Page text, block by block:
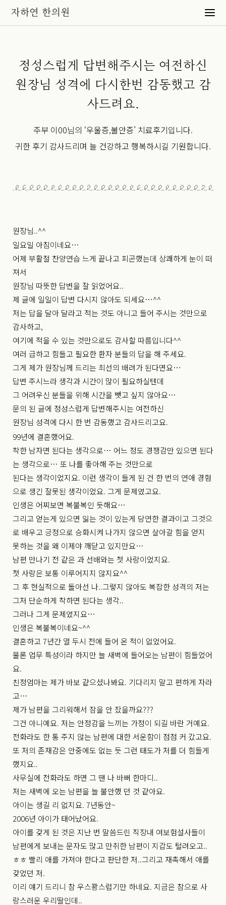
정성스럽게 답변해주시는 여전하신
원장님 성격에 다시한번 감동했고 감
사드려요.
주부 이00님의 ‘우울증,불안증’ 치료후기입니다.
귀한 후기 감사드리며 늘 건강하고 행복하시길 기원합니다.
원장님..^^
일요일 아침이네요…
어제 부활절 찬양연습 느게 끝나고 피곤했는데 상쾌하게 눈이 떠
져서
원장님 따뜻한 답변을 잘 읽었어요..
제 글에 일일이 답변 다시지 않아도 되세요…^^
저는 답을 달아 달라고 적는 것도 아니고 들어 주시는 것만으로
감사하고,
여기에 적을 수 있는 것만으로도 감사할 따름입니다^^
여러 급하고 힘들고 필요한 환자 분들의 답을 해 주세요.
그게 제가 원장님께 드리는 최선의 배려가 된다면요…
답변 주시느라 생각과 시간이 많이 필요하실텐데
그 어려우신 분들을 위해 시간을 뺏고 싶지 않아요…
문의 된 글에 정성스럽게 답변해주시는 여전하신
원장님 성격에 다시 한 번 감동했고 감사드리고요.
99년에 결혼했어요.
착한 남자면 된다는 생각으로… 어느 정도 경쟁감만 있으면 된다
는 생각으로… 또 나를 좋아해 주는 것만으로
된다는 생각이었지요. 이런 생각이 들게 된 건 한 번의 연애 경험
으로 생긴 잘못된 생각이었요. 그게 문제였고요.
인생은 어찌보면 복불복인 듯해요…
그리고 얻는게 있으면 잃는 것이 있는게 당연한 결과이고 그것으
로 배우고 긍정으로 승화시켜 나가지 않으면 살아갈 힘을 얻지
못하는 것을 왜 이제야 깨닫고 있지만요…
남편 만나기 전 같은 과 선배와는 첫 사랑이었지요.
첫 사랑은 보통 이루어지지 않지요^^
그 후 현실적으로 돌아선 나..그렇지 않아도 복잡한 성격의 저는
그저 단순하게 착하면 된다는 생각..
그러나 그게 문제였지요…
인생은 복불복이네요~^^
결혼하고 7년간 열 두시 전에 들어 온 적이 없었어요.
물론 업무 특성이라 하지만 늘 새벽에 들어오는 남편이 힘들었어
요.
친정엄마는 제가 바보 같으셨나봐요. 기다리지 말고 편하게 자라
고…
제가 남편을 그리워해서 잠을 안 잤을까요???
그건 아니예요. 저는 안정감을 느끼는 가정이 되길 바란 거예요.
전화라도 한 통 주지 않는 남편에 대한 서운함이 점점 커 갔고요.
또 저의 존재감은 안중에도 없는 듯 그런 태도가 저를 더 힘들게
했지요..
사무실에 전화라도 하면 그 땐 나 바뻐 한마디..
저는 새벽에 오는 남편을 늘 불안했 던 것 같아요.
아이는 생길 리 없지요. 7년동안~
2006년 아이가 태어났어요.
아이를 갖게 된 것은 지난 번 말씀드린 직장내 여보험설사들이
남편에게 보내는 문자도 많고 만취한 남편이 지갑도 털려오고..
ㅎㅎ 빨리 애를 가져야 한다고 판단한 저..그리고 재촉해서 애를
갖었던 저.
이리 얘기 드리니 참 우스꽝스럽기만 하네요. 지금은 참으로 사
랑스러운 우리딸인데..